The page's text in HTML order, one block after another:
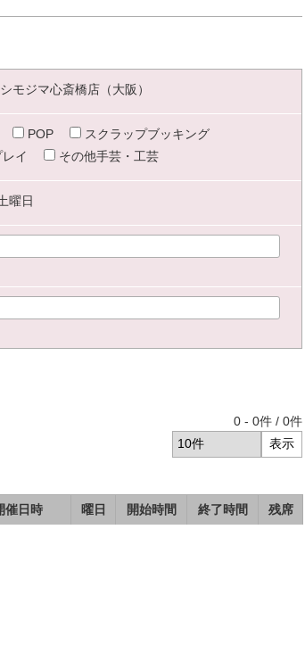
シモジマ心斎橋店（大阪）
POP
スクラップブッキング
イ その他手芸・工芸
曜日
0 - 0件 / 0件
催日時 曜日 開始時間 終了時間 残席